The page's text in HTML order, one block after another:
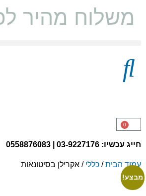
משלוח מהיר
0
חייג עכשיו: 03-9227176 | 0558876083
עמוד הבית/ כללי / אקרילן בסיטונאות
מבצע!